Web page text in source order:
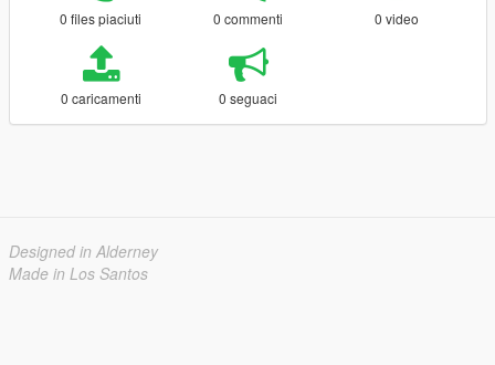
0 files piaciuti 0 commenti 0 video
0 caricamenti 0 seguaci
Designed in Alderney
Made in Los Santos